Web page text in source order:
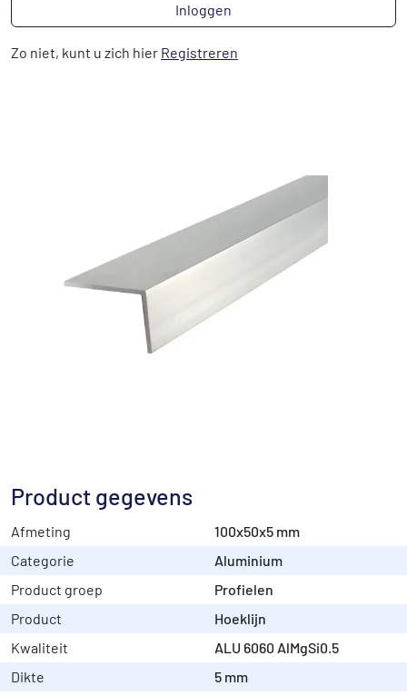
Product gegevens
Afmeting
100x50x5 mm
Categorie
Aluminium
Product groep
Profielen
Product
Hoeklijn
Kwaliteit
ALU 6060 AlMgSi0.5
Dikte
5 mm
Inloggen
Zo niet, kunt u zich hier Registreren